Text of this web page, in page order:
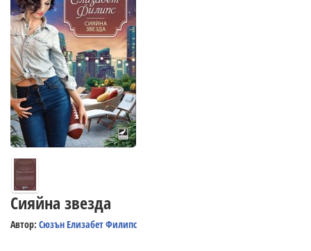
Сияйна звезда
Автор: Сюзън Елизабет Филипс